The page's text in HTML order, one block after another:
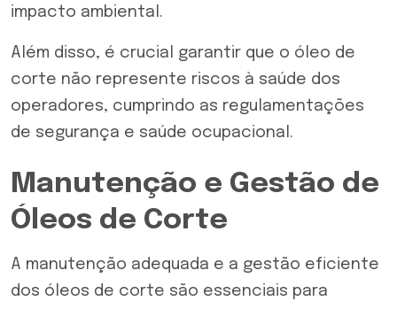
impacto ambiental.
Além disso, é crucial garantir que o óleo de
corte não represente riscos à saúde dos
operadores, cumprindo as regulamentações
de segurança e saúde ocupacional.
Manutenção e Gestão de
Óleos de Corte
A manutenção adequada e a gestão eficiente
dos óleos de corte são essenciais para